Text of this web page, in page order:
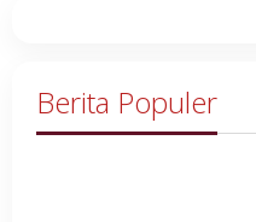
Berita Populer